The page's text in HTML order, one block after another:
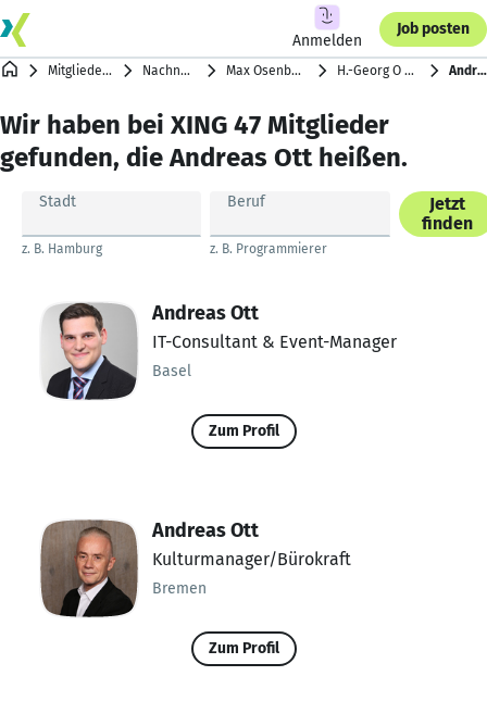
Anmelden
Job posten
Mitgliederverzeichnis Nachnamen mit O Max Osenberg … Tom OZZY H.-Georg O T T … Daniel Ott Andreas Ott
Wir haben bei XING 47 Mitglieder
gefunden, die Andreas Ott heißen.
Stadt
z. B. Hamburg
Beruf
z. B. Programmierer
Jetzt
finden
Andreas Ott
IT-Consultant & Event-Manager
Basel
Zum Profil
Andreas Ott
Kulturmanager/Bürokraft
Bremen
Zum Profil